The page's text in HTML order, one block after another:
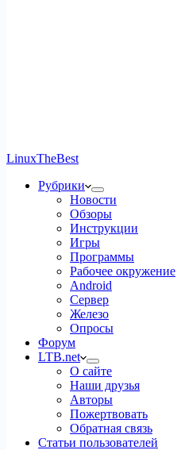
LinuxTheBest
Рубрики
Новости
Обзоры
Инструкции
Игры
Программы
Рабочее окружение
Android
Сервер
Железо
Опросы
Форум
LTB.net
О сайте
Наши друзья
Авторы
Пожертвовать
Обратная связь
Статьи пользователей